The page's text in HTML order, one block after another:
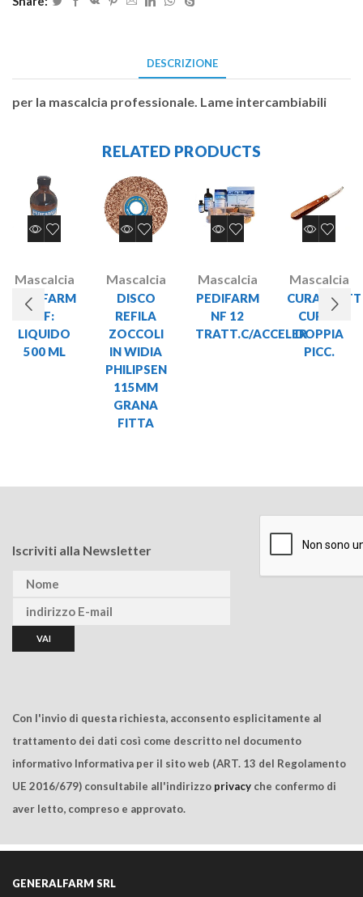
DESCRIZIONE
per la mascalcia professionale. Lame intercambiabili
RELATED PRODUCTS
Mascalcia
PEDIFARM
NF:
LIQUIDO
500 ML
Mascalcia
DISCO
REFILA
ZOCCOLI
IN WIDIA
PHILIPSEN
115MM
GRANA
FITTA
Mascalcia
PEDIFARM
NF 12
TRATT.C/ACCELER
Mascalcia
CURVA
DOPPIA
PICC.
Iscriviti alla Newsletter
Con l'invio di questa richiesta, acconsento esplicitamente al
trattamento dei dati così come descritto nel documento
informativo Informativa per il sito web (ART. 13 del Regolamento
UE 2016/679) consultabile all'indirizzo privacy che confermo di
aver letto, compreso e approvato.
GENERALFARM SRL